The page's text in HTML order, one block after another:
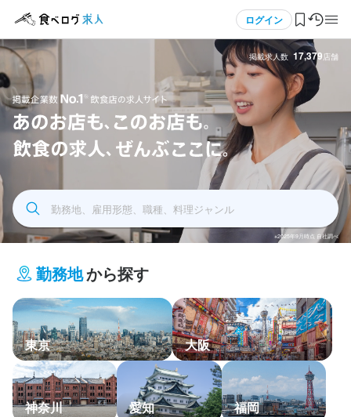
ログイン
ログイン・無料会員登録
食べログ求人TOP
マイページ管理
閲覧履歴
気になる求人
検索履歴・保存した条件
応募履歴
WEB履歴書
掲載求人数 17,379店舗
飲食求人掲載企業数No.1 飲食店の求人サイト あの
勤務地、雇用形態、職種、料理ジャンル
※2025年9月時点 自社調べ
勤務地から探す
東京 大阪
神奈川 愛知 福岡